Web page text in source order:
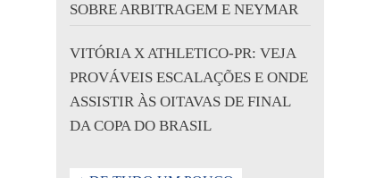
SOBRE ARBITRAGEM E NEYMAR
VITÓRIA X ATHLETICO-PR: VEJA
PROVÁVEIS ESCALAÇÕES E ONDE
ASSISTIR ÀS OITAVAS DE FINAL
DA COPA DO BRASIL